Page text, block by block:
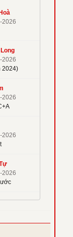
2026
2026
2024)
2026
2026
2026